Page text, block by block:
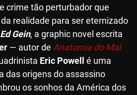
crime tão perturbador que
realidade para ser eternizado
Ed Gein, a graphic novel escrita
— autor de Anatomia do Mal
Eric Powell
é uma
das origens do assassino
os sonhos da América dos